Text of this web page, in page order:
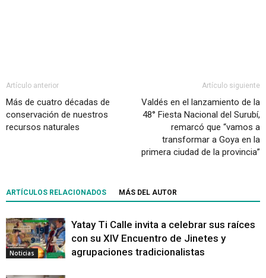
Artículo anterior
Más de cuatro décadas de
conservación de nuestros
recursos naturales
Artículo siguiente
Valdés en el lanzamiento de la
48° Fiesta Nacional del Surubí,
remarcó que “vamos a
transformar a Goya en la
primera ciudad de la provincia”
ARTÍCULOS RELACIONADOS MÁS DEL AUTOR
Noticias
Yatay Ti Calle invita a celebrar sus raíces
con su XIV Encuentro de Jinetes y
agrupaciones tradicionalistas